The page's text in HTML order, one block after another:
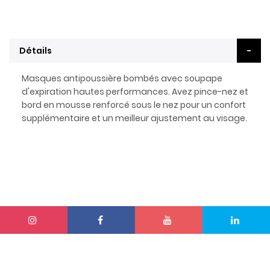
Détails
Masques antipoussière bombés avec soupape
d'expiration hautes performances. Avez pince-nez et
bord en mousse renforcé sous le nez pour un confort
supplémentaire et un meilleur ajustement au visage.